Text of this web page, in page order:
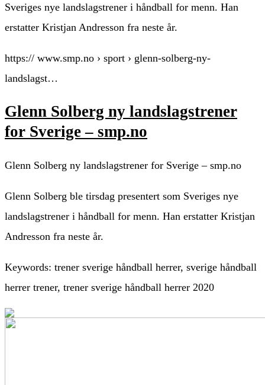
Sveriges nye landslagstrener i håndball for menn. Han
erstatter Kristjan Andresson fra neste år.
https:// www.smp.no › sport › glenn-solberg-ny-
landslagst…
Glenn Solberg ny landslagstrener
for Sverige – smp.no
Glenn Solberg ny landslagstrener for Sverige – smp.no
Glenn Solberg ble tirsdag presentert som Sveriges nye
landslagstrener i håndball for menn. Han erstatter Kristjan
Andresson fra neste år.
Keywords: trener sverige håndball herrer, sverige håndball
herrer trener, trener sverige håndball herrer 2020